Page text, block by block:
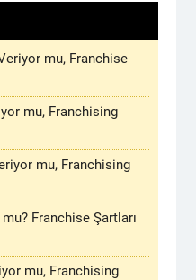
mu, Franchise
mu, Franchising
mu, Franchising
Franchise Şartları
mu, Franchising